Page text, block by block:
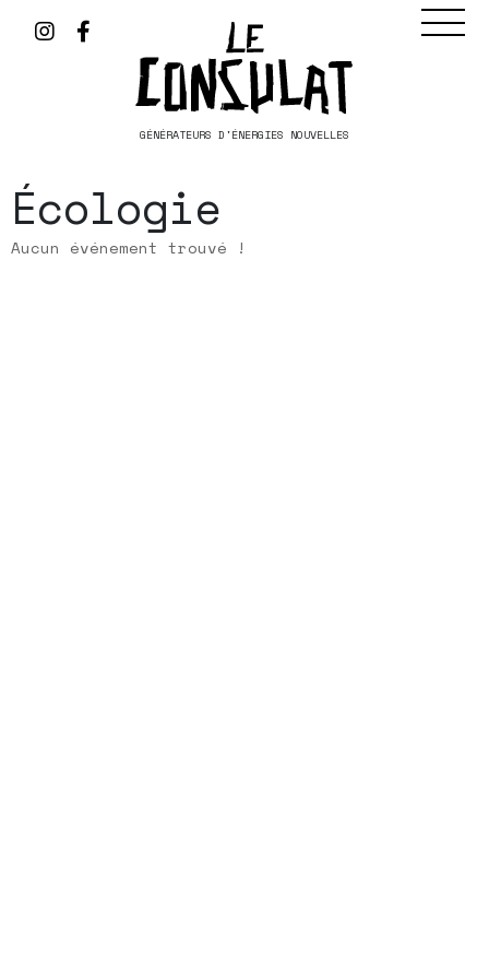
GÉNÉRATEURS D'ÉNERGIES NOUVELLES
Écologie
Aucun événement trouvé !